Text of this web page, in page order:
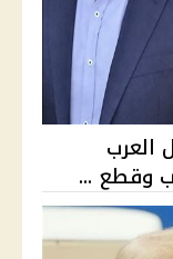
العرب
وقطع ...